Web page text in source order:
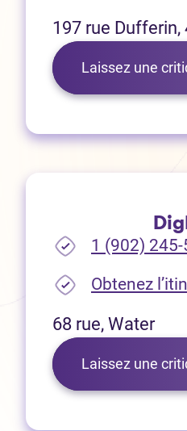
197 rue Dufferin,
Laissez une
1 (902)
Obtenez
68 rue, Water
Laissez une